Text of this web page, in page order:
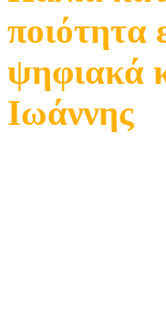
ποιότητα
ψηφιακά
Ιωάννης